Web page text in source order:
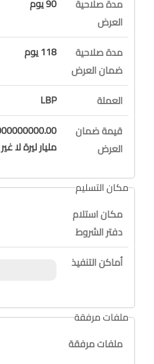
مدة صلاحية
العرض
مدة صلاحية
ضمان العرض
118 يوم
العملة
LBP
قيمة ضمان
العرض
مليار ليرة لا غير
مكان التسليم
مكان استلام
دفتر الشروط
أماكن التنفيذ
ملفات مرفقة
ملفات مرفقة